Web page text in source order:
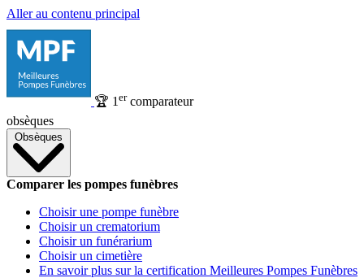
Aller au contenu principal
🏆 1 ercomparateur
obsèques
Obsèques
Comparer les pompes funèbres
Choisir une pompe funèbre
Choisir un crematorium
Choisir un funérarium
Choisir un cimetière
En savoir plus sur la certification Meilleures Pompes Funèbres